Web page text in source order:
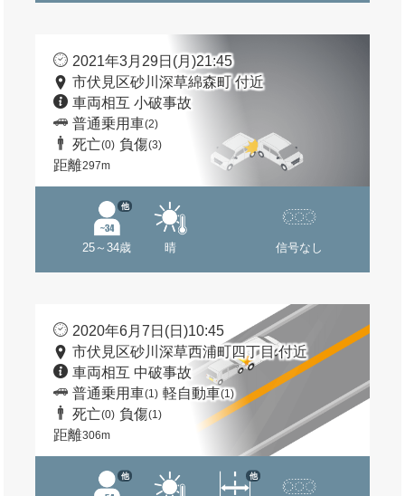
2021年3月29日(月)21:45
市伏見区砂川深草綿森町 付近
車両相互 小破事故
普通乗用車(2)
死亡(0) 負傷(3)
距離297m
25～34歳
他
晴 信号なし
2020年6月7日(日)10:45
市伏見区砂川深草西浦町四丁目 付近
車両相互 中破事故
普通乗用車(1) 軽自動車(1)
死亡(0) 負傷(1)
距離306m
他 他